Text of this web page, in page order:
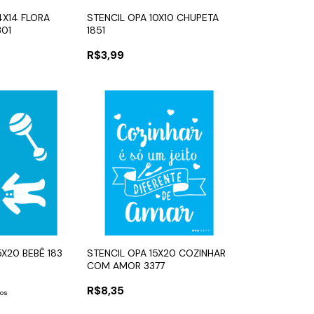
FLORA
STENCIL OPA 10X10 CHUPETA
1851
R$3,99
BEBÊ 183
STENCIL OPA 15X20 COZINHAR
COM AMOR 3377
R$8,35